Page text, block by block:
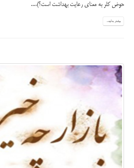
حوض کلر به معنای رعایت بهداشت است؟)،...
بیشتر بدانید...